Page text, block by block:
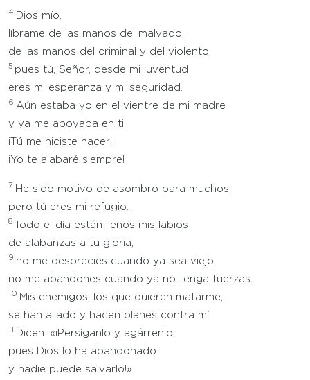
4
Dios mío,
líbrame de las manos del malvado,
de las manos del criminal y del violento,
5 pues tú, Señor, desde mi juventud
eres mi esperanza y mi seguridad.
6 Aún estaba yo en el vientre de mi madre
y ya me apoyaba en ti.
¡Tú me hiciste nacer!
¡Yo te alabaré siempre!
7 He sido motivo de asombro para muchos,
pero tú eres mi refugio.
8
Todo el día están llenos mis labios
de alabanzas a tu gloria;
9 no me desprecies cuando ya sea viejo;
no me abandones cuando ya no tenga fuerzas.
10 Mis enemigos, los que quieren matarme,
se han aliado y hacen planes contra mí.
Dicen: «¡Persíganlo y agárrenlo,
pues Dios lo ha abandonado
y nadie puede salvarlo!»